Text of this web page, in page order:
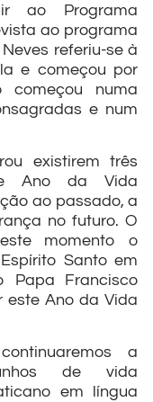
ao Programa
ao programa
referiu-se à
e começou por
numa
e num
existirem três
Ano da Vida
ao passado, a
no futuro. O
momento o
Santo em
Papa Francisco
este Ano da Vida
a
de vida
em língua